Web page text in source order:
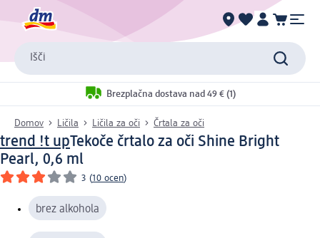
Išči
Brezplačna dostava nad 49 € (1)
Domov Ličila Ličila za oči Črtala za oči
trend !t upTekoče črtalo za oči Shine Bright
Pearl, 0,6 ml
3 (10 ocen)
brez alkohola